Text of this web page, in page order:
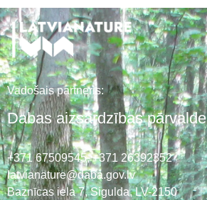
Vadošais partneris:
Dabas aizsardzības pārvalde
+371 67509545,+371 26392352
latvianature@daba.gov.lv
Baznīcas iela 7, Sigulda, LV-2150